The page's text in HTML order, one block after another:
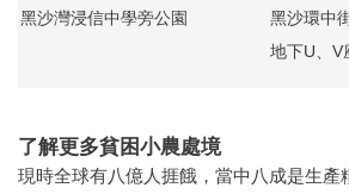
黑沙灣浸信中學旁公園
黑沙環中
地下U、V
了解更多貧困小農處境
現時全球有八億人捱餓，當中八成是生產